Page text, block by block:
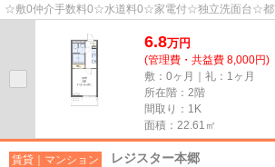
☆敷0仲介手数料0☆水道料0☆家電付☆独立洗面台☆都
6.8万円
(管理費・共益費 8,000円)
敷：0ヶ月｜礼：1ヶ月
所在階：2階
間取り：1K
面積：22.61㎡
賃貸｜マンション レジスター本郷